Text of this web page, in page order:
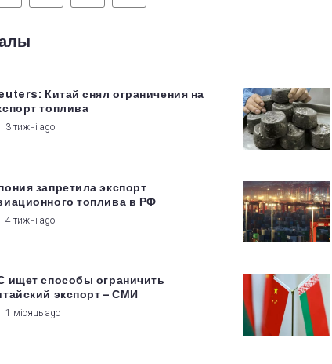
Китай снял ограничения на
топлива
3 тижні ago
запретила экспорт
топлива в РФ
4 тижні ago
ищет способы ограничить
экспорт – СМИ
1 місяць ago